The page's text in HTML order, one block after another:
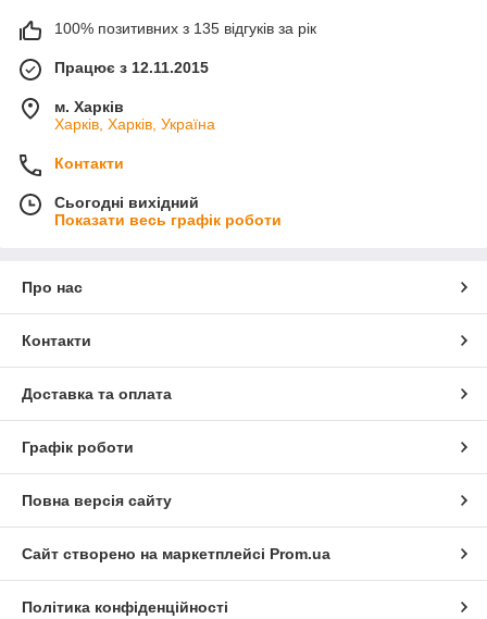
100% позитивних з 135 відгуків за рік
Працює з 12.11.2015
м. Харків
Харків, Харків, Україна
Контакти
Сьогодні вихідний
Показати весь графік роботи
Про нас
Контакти
Доставка та оплата
Графік роботи
Повна версія сайту
Сайт створено на маркетплейсі Prom.ua
Політика конфіденційності